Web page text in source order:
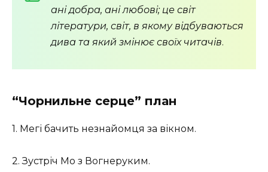
ані добра, ані любові; це світ
літератури, світ, в якому відбуваються
дива та який змінює своїх читачів.
“Чорнильне серце” план
1. Мегі бачить незнайомця за вікном.
2. Зустріч Мо з Вогнеруким.